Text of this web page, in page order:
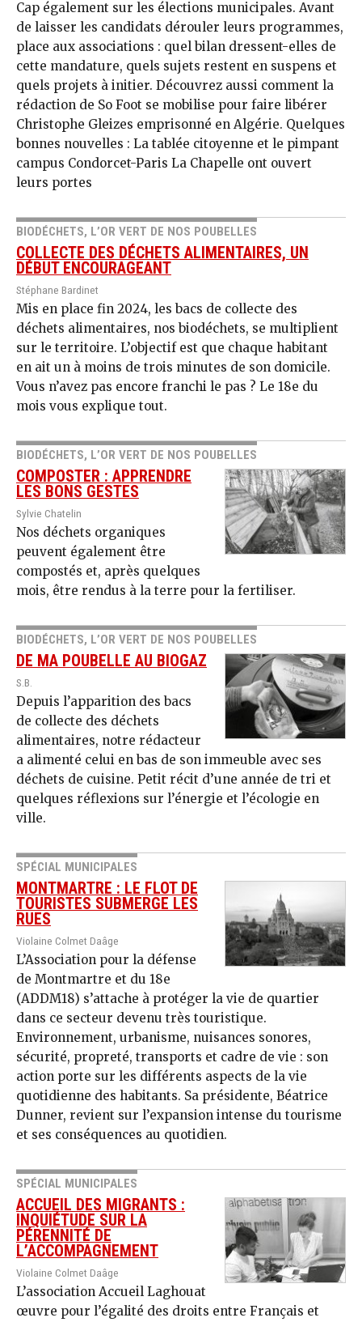
Cap également sur les élections municipales. Avant
de laisser les candidats dérouler leurs programmes,
place aux associations : quel bilan dressent-elles de
cette mandature, quels sujets restent en suspens et
quels projets à initier. Découvrez aussi comment la
rédaction de So Foot se mobilise pour faire libérer
Christophe Gleizes emprisonné en Algérie. Quelques
bonnes nouvelles : La tablée citoyenne et le pimpant
campus Condorcet-Paris La Chapelle ont ouvert
leurs portes
BIODÉCHETS, L’OR VERT DE NOS POUBELLES
COLLECTE DES DÉCHETS ALIMENTAIRES, UN
DÉBUT ENCOURAGEANT
Stéphane Bardinet
Mis en place fin 2024, les bacs de collecte des
déchets alimentaires, nos biodéchets, se multiplient
sur le territoire. L’objectif est que chaque habitant
en ait un à moins de trois minutes de son domicile.
Vous n’avez pas encore franchi le pas ? Le 18e du
mois vous explique tout.
BIODÉCHETS, L’OR VERT DE NOS POUBELLES
COMPOSTER : APPRENDRE
LES BONS GESTES
Sylvie Chatelin
Nos déchets organiques
peuvent également être
compostés et, après quelques
mois, être rendus à la terre pour la fertiliser.
BIODÉCHETS, L’OR VERT DE NOS POUBELLES
DE MA POUBELLE AU BIOGAZ
S.B.
Depuis l’apparition des bacs
de collecte des déchets
alimentaires, notre rédacteur
a alimenté celui en bas de son immeuble avec ses
déchets de cuisine. Petit récit d’une année de tri et
quelques réflexions sur l’énergie et l’écologie en
ville.
SPÉCIAL MUNICIPALES
MONTMARTRE : LE FLOT DE
TOURISTES SUBMERGE LES
RUES
Violaine Colmet Daâge
L’Association pour la défense
de Montmartre et du 18e
(ADDM18) s’attache à protéger la vie de quartier
dans ce secteur devenu très touristique.
Environnement, urbanisme, nuisances sonores,
sécurité, propreté, transports et cadre de vie : son
action porte sur les différents aspects de la vie
quotidienne des habitants. Sa présidente, Béatrice
Dunner, revient sur l’expansion intense du tourisme
et ses conséquences au quotidien.
SPÉCIAL MUNICIPALES
ACCUEIL DES MIGRANTS :
INQUIÉTUDE SUR LA
PÉRENNITÉ DE
L’ACCOMPAGNEMENT
Violaine Colmet Daâge
L’association Accueil Laghouat
œuvre pour l’égalité des droits entre Français et